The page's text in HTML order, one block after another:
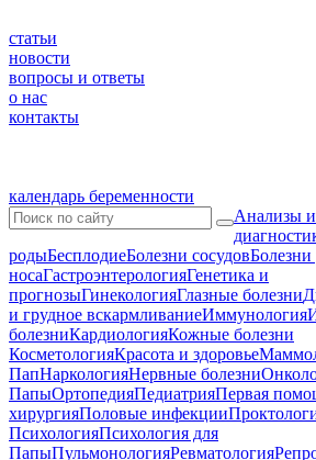
статьи
новости
вопросы и ответы
о нас
контакты
календарь беременности
Анализы и
родыБесплодиеБолезни сосудовБолезни
носаГастроэнтерологияГенетика и
прогнозыГинекологияГлазные болезни
и грудное вскармливаниеИммунология
болезниКардиологияКожные болезни
КосметологияКрасота и здоровье
ПапНаркологияНервные болезни
ПапыОртопедияПедиатрияПервая
хирургияПоловые инфекции
ПсихологияПсихология для
ПапыПульмонологияРевматология